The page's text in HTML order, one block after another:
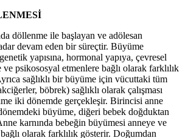
döllenme ile başlayan ve adölesan
devam eden bir süreçtir. Büyüme
yapısına, hormonal yapıya, çevresel
psikososyal etmenlere bağlı olarak farklılık
sağlıklı bir büyüme için vücuttaki tüm
böbrek) sağlıklı olarak çalışması
iki dönemde gerçekleşir. Birincisi anne
büyüme, diğeri bebek doğduktan
karnında bebeğin büyümesi anneye ve
olarak farklılık gösterir. Doğumdan